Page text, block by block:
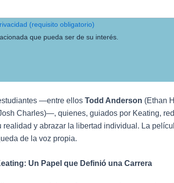
(requisito obligatorio)
que pueda ser de su interés.
—entre ellos Todd Anderson (Ethan
Charles)—, quienes, guiados por Keating,
realidad y abrazar la libertad individual. La
de la voz propia.
Un Papel que Definió una Carrera